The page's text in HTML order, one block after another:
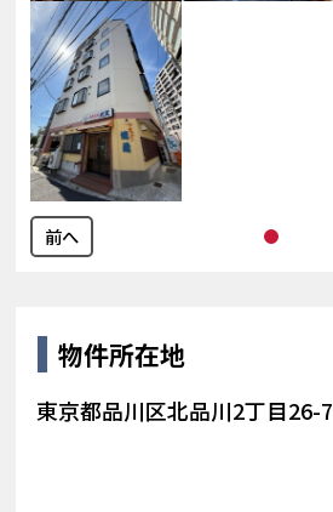
前へ
物件所在地
東京都品川区北品川2丁目26-7